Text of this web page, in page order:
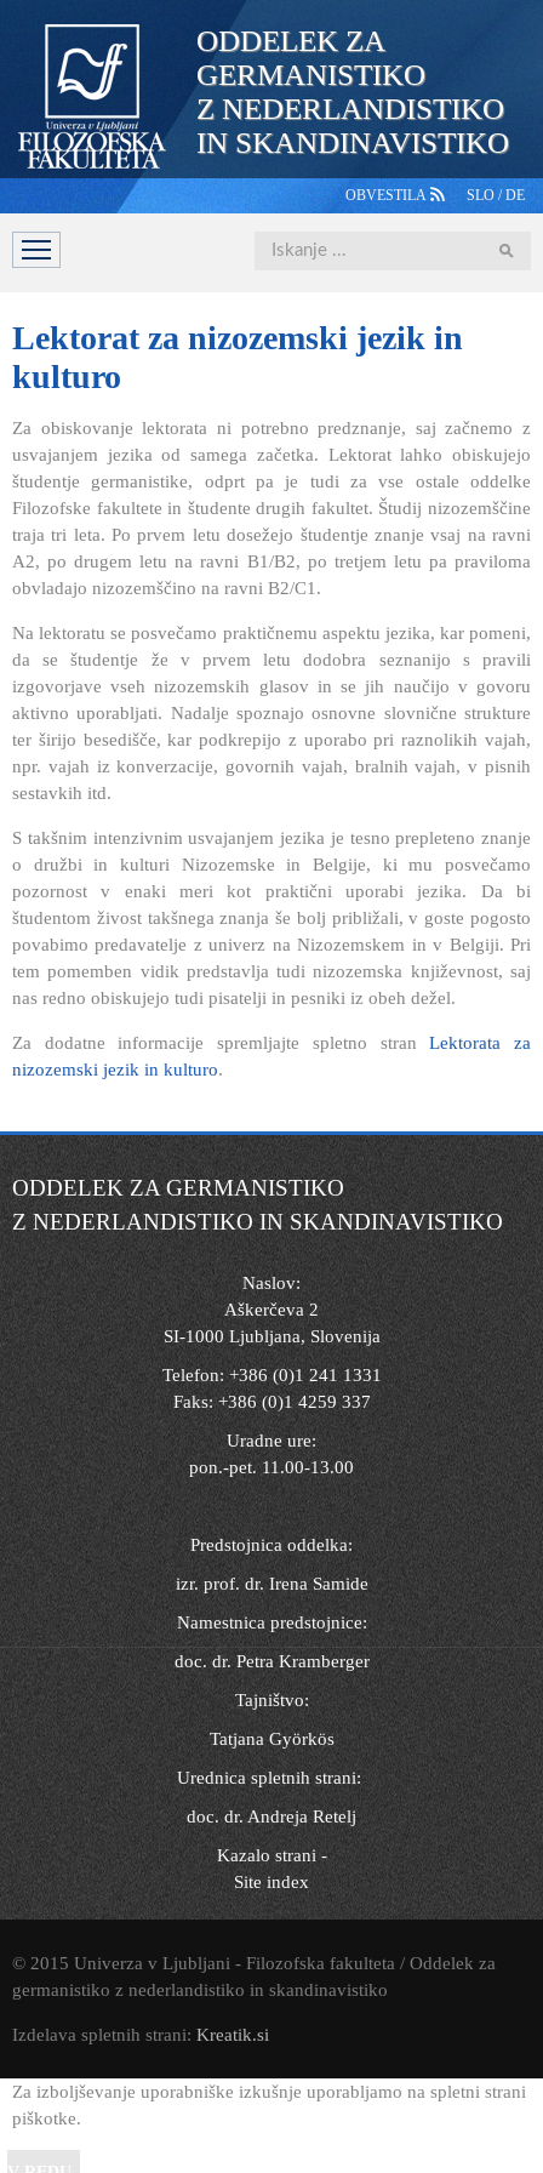
ODDELEK ZA
GERMANISTIKO
Z NEDERLANDISTIKO
IN SKANDINAVISTIKO
OBVESTILA SLO /DE
DOMOV ŠTUDIJ
Iskanje
Lektoratza nizozemski jezik in
kulturo
Za obiskovanje lektorata ni potrebno predznanje, saj začnemo z
usvajanjem jezika od samega začetka. Lektorat lahko obiskujejo
študentje germanistike, odprt pa je tudi za vse ostale oddelke
Filozofske fakultete in študente drugih fakultet. Študij nizozemščine
traja tri leta. Po prvem letu dosežejo študentje znanje vsaj na ravni
A2, po drugem letu na ravni B1/B2, po tretjem letu pa praviloma
obvladajo nizozemščino na ravni B2/C1.
Na lektoratu se posvečamo praktičnemu aspektu jezika, kar pomeni,
da se študentje že v prvem letu dodobra seznanijo s pravili
izgovorjave vseh nizozemskih glasov in se jih naučijo v govoru
aktivno uporabljati. Nadalje spoznajo osnovne slovnične strukture
ter širijo besedišče, kar podkrepijo z uporabo pri raznolikih vajah,
npr. vajah iz konverzacije, govornih vajah, bralnih vajah, v pisnih
sestavkih itd.
S takšnim intenzivnim usvajanjem jezika je tesno prepleteno znanje
o družbi in kulturi Nizozemske in Belgije, ki mu posvečamo
pozornost v enaki meri kot praktični uporabi jezika. Da bi
študentom živost takšnega znanja še bolj približali, v goste pogosto
povabimo predavatelje z univerz na Nizozemskem in v Belgiji. Pri
tem pomemben vidik predstavlja tudi nizozemska književnost, saj
nas redno obiskujejo tudi pisatelji in pesniki iz obeh dežel.
Za dodatne informacije spremljajte spletno stranLektorata za
nizozemski jezik in kulturo.
ODDELEK ZA GERMANISTIKO
Z NEDERLANDISTIKO IN SKANDINAVISTIKO
Naslov:
Aškerčeva 2
SI-1000 Ljubljana, Slovenija
Telefon: +386 (0)1 241 1331
Faks: +386 (0)1 4259 337
Uradne ure:
pon.-pet. 11.00-13.00
Predstojnica oddelka:
izr. prof. dr. Irena Samide
Namestnica predstojnice:
doc. dr. Petra Kramberger
Tajništvo:
Tatjana Györkös
Urednica spletnih strani:
doc. dr. Andreja Retelj
Kazalo strani -
Site index
© 2015 Univerza v Ljubljani - Filozofska fakulteta / Oddelek za
germanistiko z nederlandistiko in skandinavistiko
Izdelava spletnih strani: Kreatik.si
Za izboljševanje uporabniške izkušnje uporabljamo na spletni strani
piškotke.